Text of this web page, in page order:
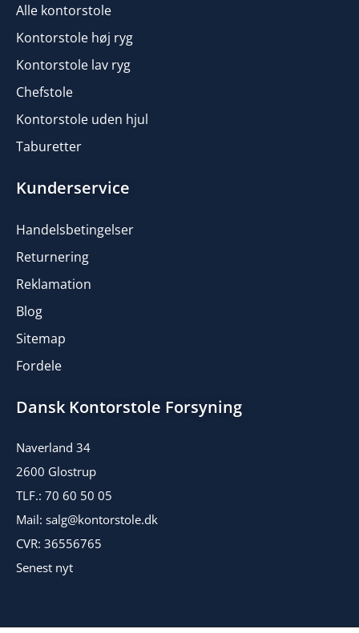
Alle kontorstole
Kontorstole høj ryg
Kontorstole lav ryg
Chefstole
Kontorstole uden hjul
Taburetter
Kunderservice
Handelsbetingelser
Returnering
Reklamation
Blog
Sitemap
Fordele
Dansk Kontorstole Forsyning
Naverland 34
2600 Glostrup
TLF.: 70 60 50 05
Mail: salg@kontorstole.dk
CVR: 36556765
Senest nyt